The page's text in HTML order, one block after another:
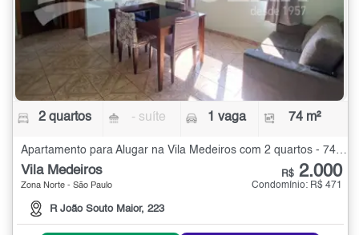
2 quartos - suíte 1 vaga 74 m²
Apartamento para Alugar na Vila Medeiros com 2 quartos - 74 m²
Vila Medeiros
Zona Norte - São Paulo
R João Souto Maior, 223
R$ 2.000
Condomínio: R$ 471